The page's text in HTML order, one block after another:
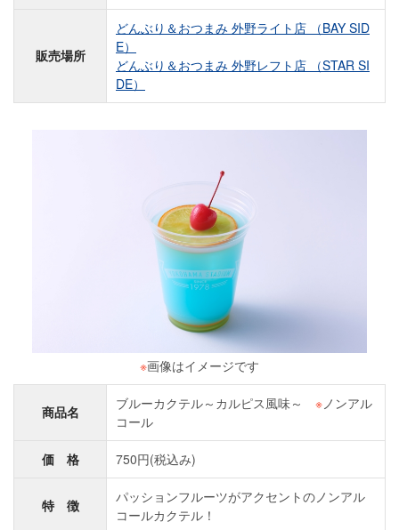
販売場所
どんぶり＆おつまみ 外野ライト店 （BAY SID
E）
どんぶり＆おつまみ 外野レフト店 （STAR SI
DE）
※画像はイメージです
商品名 ブルーカクテル～カルピス風味～ ※ノンアル
コール
価 格 750円(税込み)
特 徴
パッションフルーツがアクセントのノンアル
コールカクテル！